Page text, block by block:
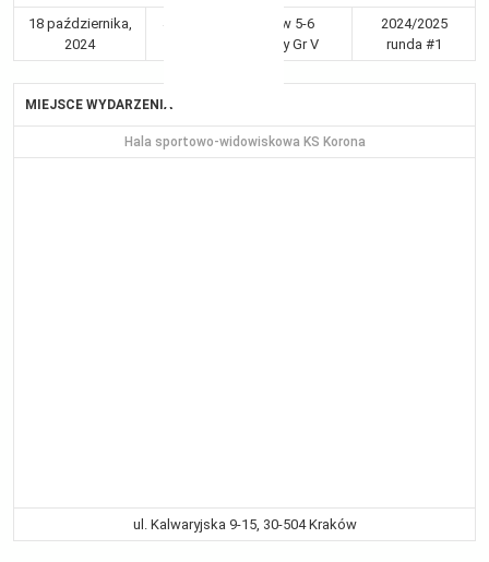
18 października,
2024
4:43
Kraków 5-6
chłopcy Gr V
2024/2025
runda #1
MIEJSCE WYDARZENIA
Hala sportowo-widowiskowa KS Korona
ul. Kalwaryjska 9-15, 30-504 Kraków